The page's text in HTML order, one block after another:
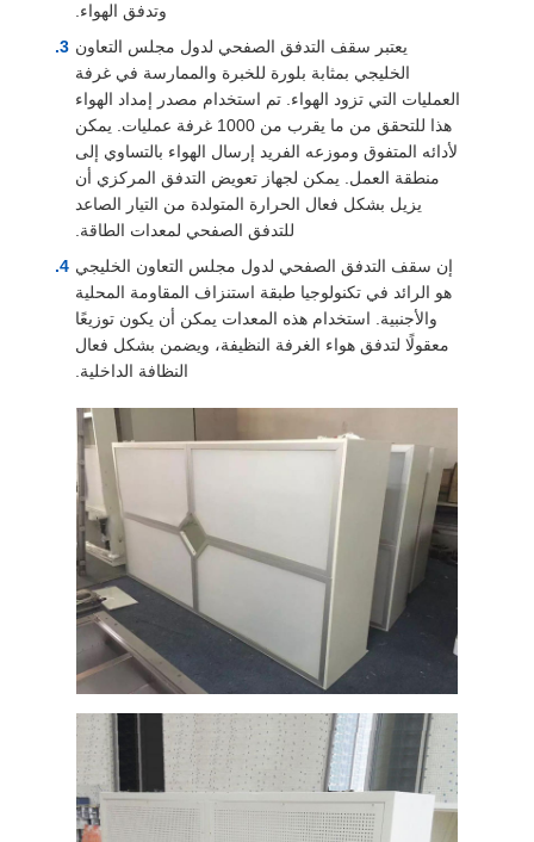
وتدفق الهواء.
يعتبر سقف التدفق الصفحي لدول مجلس التعاون
الخليجي بمثابة بلورة للخبرة والممارسة في غرفة
العمليات التي تزود الهواء. تم استخدام مصدر إمداد الهواء
هذا للتحقق من ما يقرب من 1000 غرفة عمليات. يمكن
لأدائه المتفوق وموزعه الفريد إرسال الهواء بالتساوي إلى
منطقة العمل. يمكن لجهاز تعويض التدفق المركزي أن
يزيل بشكل فعال الحرارة المتولدة من التيار الصاعد
للتدفق الصفحي لمعدات الطاقة.
إن سقف التدفق الصفحي لدول مجلس التعاون الخليجي
هو الرائد في تكنولوجيا طبقة استنزاف المقاومة المحلية
والأجنبية. استخدام هذه المعدات يمكن أن يكون توزيعًا
معقولًا لتدفق هواء الغرفة النظيفة، ويضمن بشكل فعال
النظافة الداخلية.